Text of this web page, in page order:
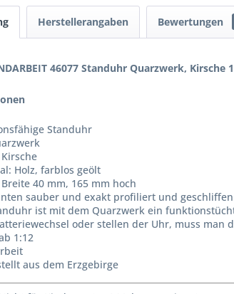
Herstellerangaben Bewertungen
46077 Standuhr Quarzwerk, Kirsche
Standuhr
Holz, farblos geölt
40 mm, 165 mm hoch
sauber und exakt profiliert und geschliffen
ist mit dem Quarzwerk ein
oder stellen der Uhr, muss man
1:12
aus dem Erzgebirge